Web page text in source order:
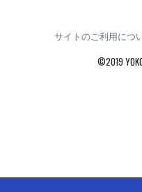
サイトのご利用につ
©2019